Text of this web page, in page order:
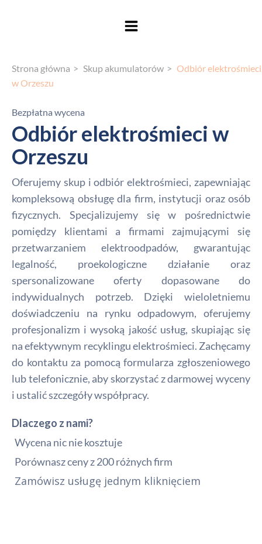
Strona główna Skup akumulatorów
Odbiór elektrośmieci
w Orzeszu
Bezpłatna wycena
Odbiór elektrośmieci w
Orzeszu
Oferujemy skup i odbiór elektrośmieci, zapewniając
kompleksową obsługę dla firm, instytucji oraz osób
fizycznych. Specjalizujemy się w pośrednictwie
pomiędzy klientami a firmami zajmującymi się
przetwarzaniem elektroodpadów, gwarantując
legalność, proekologiczne działanie oraz
spersonalizowane oferty dopasowane do
indywidualnych potrzeb. Dzięki wieloletniemu
doświadczeniu na rynku odpadowym, oferujemy
profesjonalizm i wysoką jakość usług, skupiając się
na efektywnym recyklingu elektrośmieci. Zachęcamy
do kontaktu za pomocą formularza zgłoszeniowego
lub telefonicznie, aby skorzystać z darmowej wyceny
i ustalić szczegóły współpracy.
Dlaczego z nami?
Wycena nic nie kosztuje
Porównasz ceny z 200 różnych firm
Zamówisz usługę jednym kliknięciem